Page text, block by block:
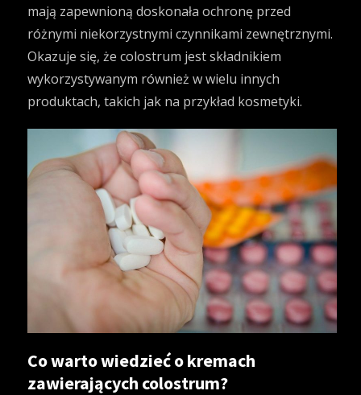
mają zapewnioną doskonała ochronę przed
różnymi niekorzystnymi czynnikami zewnętrznymi.
Okazuje się, że colostrum jest składnikiem
wykorzystywanym również w wielu innych
produktach, takich jak na przykład kosmetyki.
Co warto wiedzieć o kremach
zawierających colostrum?